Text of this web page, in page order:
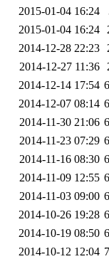
2015-01-04 16:24
2015-01-04 16:24
2014-12-28 22:23
2014-12-27 11:36
2014-12-14 17:54
2014-12-07 08:14
2014-11-30 21:06
2014-11-23 07:29
2014-11-16 08:30
2014-11-09 12:55
2014-11-03 09:00
2014-10-26 19:28
2014-10-19 08:50
2014-10-12 12:04